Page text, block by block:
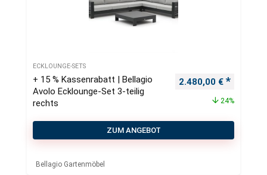
ECKLOUNGE-SETS
+ 15 % Kassenrabatt | Bellagio
Avolo Ecklounge-Set 3-teilig
rechts
Ursprünglicher
2.480,00 €
24%
ZUM ANGEBOT
Bellagio Gartenmöbel